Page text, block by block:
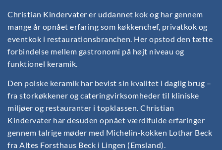
Christian Kindervater er uddannet kok og har gennem
mange år opnået erfaring som køkkenchef, privatkok og
eventkok i restaurationsbranchen. Her opstod den tætte
forbindelse mellem gastronomi på højt niveau og
funktionel keramik.
Den polske keramik har bevist sin kvalitet i daglig brug –
fra storkøkkener og cateringvirksomheder til kliniske
miljøer og restauranter i topklassen. Christian
Kindervater har desuden opnået værdifulde erfaringer
gennem talrige møder med Michelin-kokken Lothar Beck
fra Altes Forsthaus Beck i Lingen (Emsland).